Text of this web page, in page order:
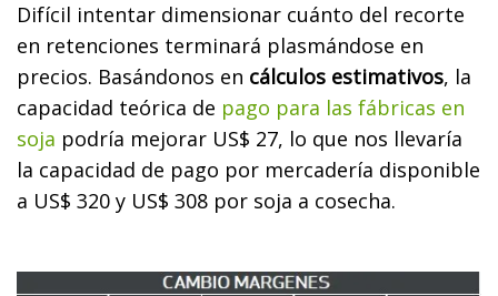
Difícil intentar dimensionar cuánto del recorte
en retenciones terminará plasmándose en
precios. Basándonos en cálculos estimativos, la
capacidad teórica de pago para las fábricas en
soja podría mejorar US$ 27, lo que nos llevaría
la capacidad de pago por mercadería disponible
a US$ 320 y US$ 308 por soja a cosecha.